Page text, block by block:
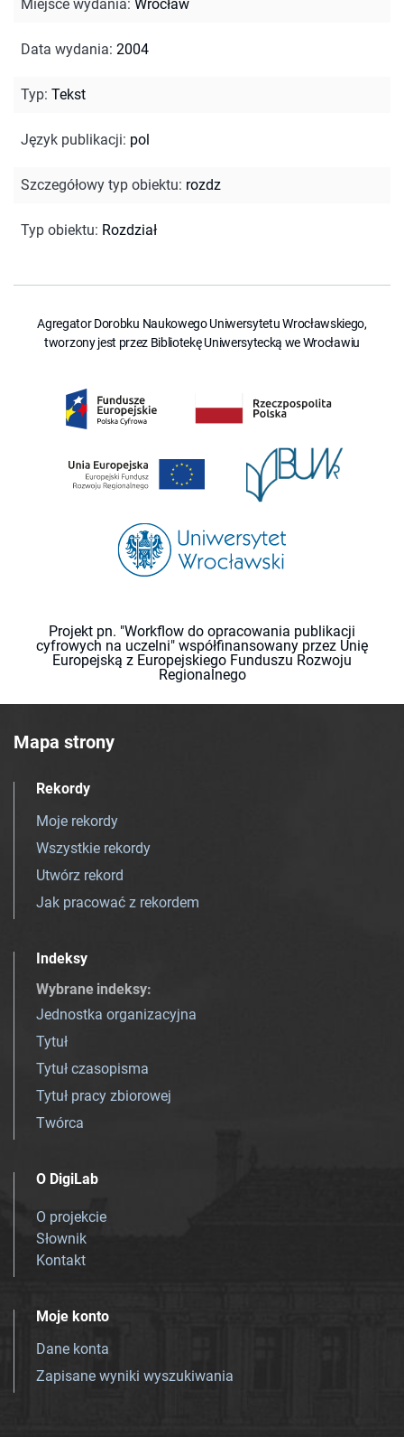
Miejsce wydania: Wrocław
Data wydania: 2004
Typ: Tekst
Język publikacji: pol
Szczegółowy typ obiektu: rozdz
Typ obiektu: Rozdział
Agregator Dorobku Naukowego Uniwersytetu Wrocławskiego,
tworzony jest przez Bibliotekę Uniwersytecką we Wrocławiu
Projekt pn. "Workflow do opracowania publikacji
cyfrowych na uczelni" współfinansowany przez Unię
Europejską z Europejskiego Funduszu Rozwoju
Regionalnego
Mapa strony
Rekordy
Moje rekordy
Wszystkie rekordy
Utwórz rekord
Jak pracować z rekordem
Indeksy
Wybrane indeksy:
Jednostka organizacyjna
Tytuł
Tytuł czasopisma
Tytuł pracy zbiorowej
Twórca
O DigiLab
O projekcie
Słownik
Kontakt
Moje konto
Dane konta
Zapisane wyniki wyszukiwania